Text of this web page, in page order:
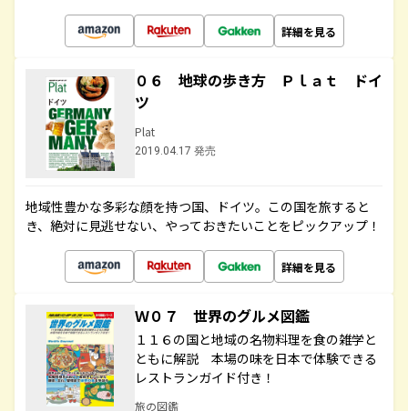
詳細を見る
０６ 地球の歩き方 Ｐｌａｔ ドイ
ツ
Plat
2019.04.17 発売
地域性豊かな多彩な顔を持つ国、ドイツ。この国を旅すると
き、絶対に見逃せない、やっておきたいことをピックアップ！
詳細を見る
Ｗ０７ 世界のグルメ図鑑
１１６の国と地域の名物料理を食の雑学と
ともに解説 本場の味を日本で体験できる
レストランガイド付き！
旅の図鑑